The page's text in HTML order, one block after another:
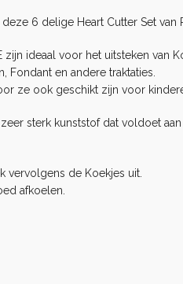
6 delige Heart Cutter Set van
ideaal voor het uitsteken van
Fondant en andere traktaties.
ze ook geschikt zijn voor
sterk kunststof dat voldoet
vervolgens de Koekjes uit.
afkoelen.